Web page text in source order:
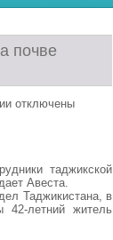
почве
отключены
таджикской
Авеста.
Таджикистана, в
42-летний житель